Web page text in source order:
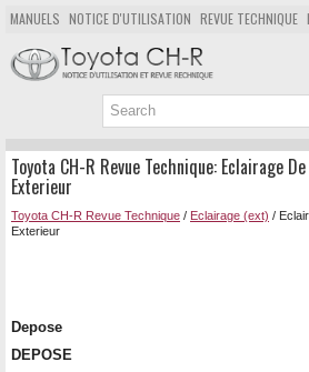
MANUELS NOTICE D'UTILISATION REVUE TECHNIQUE
POPULAIRE
PLAN DU SITE CHERCHER
Toyota CH-R Revue Technique: Eclairage
Exterieur
Toyota CH-R Revue Technique / Eclairage (ext) /
Exterieur
Depose
DEPOSE